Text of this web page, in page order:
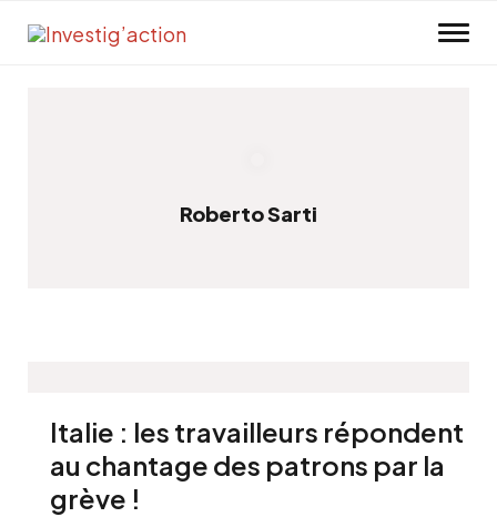
Roberto Sarti
Italie : les travailleurs répondent
au chantage des patrons par la
grève !